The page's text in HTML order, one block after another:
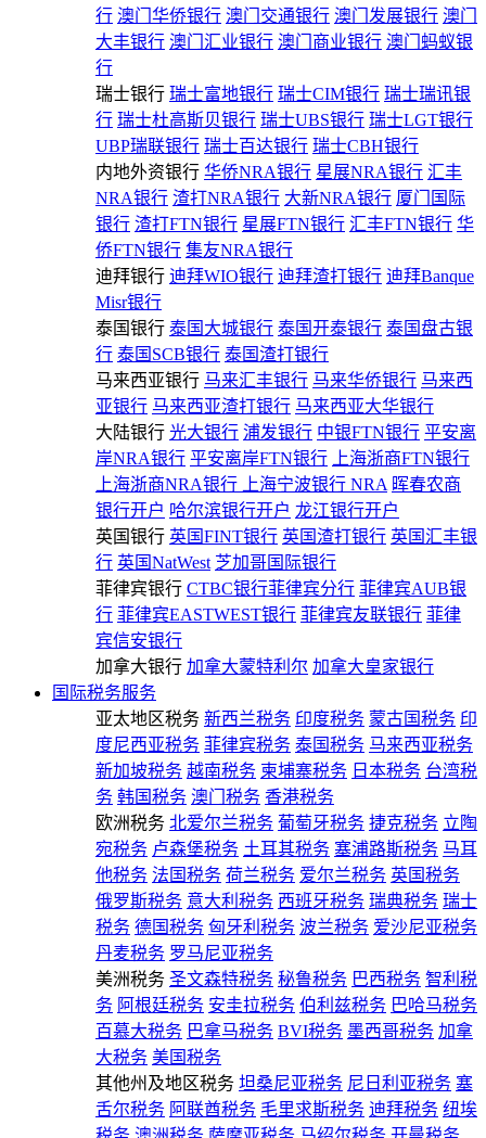
行 澳门华侨银行 澳门交通银行 澳门发展银行 澳门
大丰银行 澳门汇业银行 澳门商业银行 澳门蚂蚁银
行
瑞士银行 瑞士富地银行 瑞士CIM银行 瑞士瑞讯银
行 瑞士杜高斯贝银行 瑞士UBS银行 瑞士LGT银行
UBP瑞联银行 瑞士百达银行 瑞士CBH银行
内地外资银行 华侨NRA银行 星展NRA银行 汇丰
NRA银行 渣打NRA银行 大新NRA银行 厦门国际
银行 渣打FTN银行 星展FTN银行 汇丰FTN银行 华
侨FTN银行 集友NRA银行
迪拜银行 迪拜WIO银行 迪拜渣打银行 迪拜Banque
Misr银行
泰国银行 泰国大城银行 泰国开泰银行 泰国盘古银
行 泰国SCB银行 泰国渣打银行
马来西亚银行 马来汇丰银行 马来华侨银行 马来西
亚银行 马来西亚渣打银行 马来西亚大华银行
大陆银行 光大银行 浦发银行 中银FTN银行 平安离
岸NRA银行 平安离岸FTN银行
上海浙商FTN银行
上海浙商NRA银行
上海宁波银行 NRA 晖春农商
银行开户 哈尔滨银行开户 龙江银行开户
英国银行 英国FINT银行 英国渣打银行 英国汇丰银
行 英国NatWest 芝加哥国际银行
菲律宾银行 CTBC银行菲律宾分行 菲律宾AUB银
行 菲律宾EASTWEST银行 菲律宾友联银行 菲律
宾信安银行
加拿大银行 加拿大蒙特利尔 加拿大皇家银行
国际税务服务
亚太地区税务 新西兰税务 印度税务 蒙古国税务 印
度尼西亚税务 菲律宾税务 泰国税务 马来西亚税务
新加坡税务 越南税务 柬埔寨税务 日本税务 台湾税
务 韩国税务 澳门税务 香港税务
欧洲税务 北爱尔兰税务 葡萄牙税务 捷克税务 立陶
宛税务 卢森堡税务 土耳其税务 塞浦路斯税务 马耳
他税务 法国税务 荷兰税务 爱尔兰税务 英国税务
俄罗斯税务 意大利税务 西班牙税务 瑞典税务 瑞士
税务 德国税务 匈牙利税务 波兰税务 爱沙尼亚税务
丹麦税务 罗马尼亚税务
美洲税务 圣文森特税务 秘鲁税务 巴西税务 智利税
务 阿根廷税务 安圭拉税务 伯利兹税务 巴哈马税务
百慕大税务 巴拿马税务 BVI税务 墨西哥税务 加拿
大税务 美国税务
其他州及地区税务 坦桑尼亚税务 尼日利亚税务 塞
舌尔税务 阿联酋税务 毛里求斯税务 迪拜税务 纽埃